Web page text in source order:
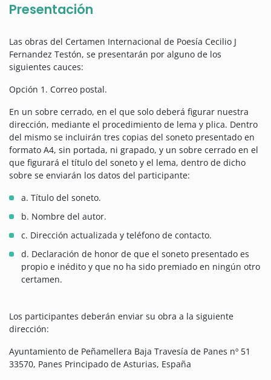
Presentación
Las obras del Certamen Internacional de Poesía Cecilio J
Fernandez Testón, se presentarán por alguno de los
siguientes cauces:
Opción 1. Correo postal.
En un sobre cerrado, en el que solo deberá figurar nuestra
dirección, mediante el procedimiento de lema y plica. Dentro
del mismo se incluirán tres copias del soneto presentado en
formato A4, sin portada, ni grapado, y un sobre cerrado en el
que figurará el título del soneto y el lema, dentro de dicho
sobre se enviarán los datos del participante:
a. Título del soneto.
b. Nombre del autor.
c. Dirección actualizada y teléfono de contacto.
d. Declaración de honor de que el soneto presentado es
propio e inédito y que no ha sido premiado en ningún otro
certamen.
Los participantes deberán enviar su obra a la siguiente
dirección:
Ayuntamiento de Peñamellera Baja Travesía de Panes nº 51
33570, Panes Principado de Asturias, España